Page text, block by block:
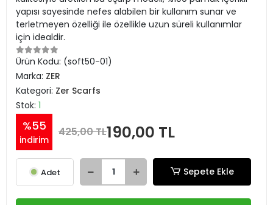
yapısı sayesinde nefes alabilen bir kullanım sunar ve
terletmeyen özelliği ile özellikle uzun süreli kullanımlar
için idealdir.
Ürün Kodu: (soft50-01)
Marka: ZER
Kategori: Zer Scarfs
Stok: 1
%55
indirim
425,00 TL190,00 TL
Adet Sepete Ekle